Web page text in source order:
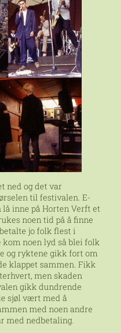
ned og det var
til festivalen. E-
inne på Horten Verft et
noen tid på å finne
jo folk flest i
noen lyd så blei folk
og ryktene gikk fort om
klappet sammen. Fikk
men skaden
gikk dundrende
sjøl vært med å
med noen andre
med nedbetaling.